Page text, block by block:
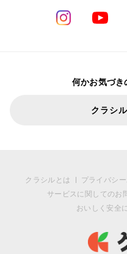
何かお気づき
クラシ
クラシルとは プライバシ
サービスに関してのお
おいしく安全